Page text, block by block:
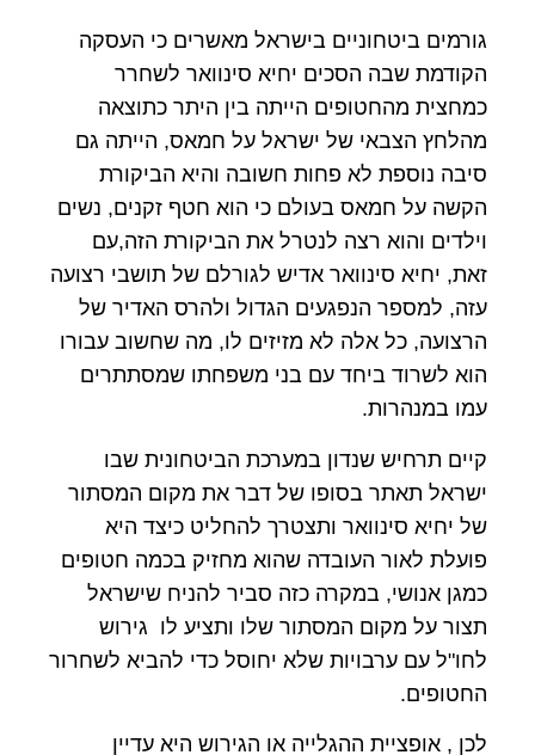
גורמים ביטחוניים בישראל מאשרים כי העסקה
הקודמת שבה הסכים יחיא סינוואר לשחרר
כמחצית מהחטופים הייתה בין היתר כתוצאה
מהלחץ הצבאי של ישראל על חמאס, הייתה גם
סיבה נוספת לא פחות חשובה והיא הביקורת
הקשה על חמאס בעולם כי הוא חטף זקנים, נשים
וילדים והוא רצה לנטרל את הביקורת הזה,עם
זאת, יחיא סינוואר אדיש לגורלם של תושבי רצועה
עזה, למספר הנפגעים הגדול ולהרס האדיר של
הרצועה, כל אלה לא מזיזים לו, מה שחשוב עבורו
הוא לשרוד ביחד עם בני משפחתו שמסתתרים
עמו במנהרות.
קיים תרחיש שנדון במערכת הביטחונית שבו
ישראל תאתר בסופו של דבר את מקום המסתור
של יחיא סינוואר ותצטרך להחליט כיצד היא
פועלת לאור העובדה שהוא מחזיק בכמה חטופים
כמגן אנושי, במקרה כזה סביר להניח שישראל
תצור על מקום המסתור שלו ותציע לו גירוש
לחו"ל עם ערבויות שלא יחוסל כדי להביא לשחרור
החטופים.
לכן , אופציית ההגלייה או הגירוש היא עדיין